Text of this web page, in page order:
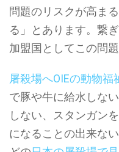
問題のリスクが高ま
る」とあります。繋
加盟国としてこの問
屠殺場へOIEの動物福
で豚や牛に給水しな
しない、スタンガン
になることの出来な